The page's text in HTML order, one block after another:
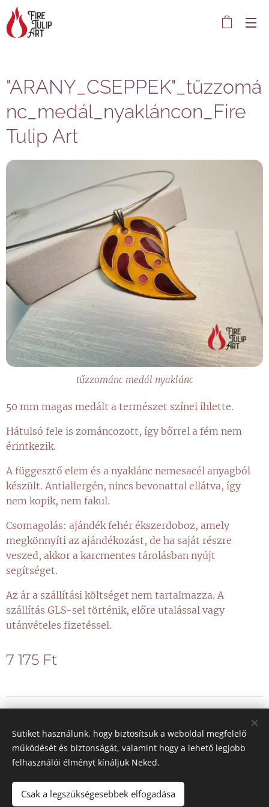
"ARANY_CSEPPEK"_tűzzomá
nc_medál_nyakláncon_Fire
Tulip Art
tűzzománc medál nyaklánc
50 mm magas medált a természet színei ihlette.
Hátulsó fele is zománcozott, így bőrrel a fém nem
érintkezik.
A függesztő elem és a nyaklánc nemesacél anyagból
készült. Antiallergén, nincs bevonattal ellátva, így
nem kopik, nem fakul.
Csomagolás: ajándék fehér ékszerdoboz, amely
megkönnyíti az ajándékozást, de ha saját részre
veszed, akkor a karcmentes tárolásban nyújt
segítséget.
Az ár a szállítási költséget nem tartalmazza. A
szállítás GLS-sel történik, előre utalással vagy
utánvételes fizetéssel.
7 175 Ft
Sütik
Nyelvek
Magyar
Deutsch
Sütiket használunk, hogy biztosítsuk a weboldal megfelelő
működését és biztonságát, valamint hogy a lehető legjobb
felhasználói élményt kínáljuk Neked.
Csak a legszükségesebbek elfogadása